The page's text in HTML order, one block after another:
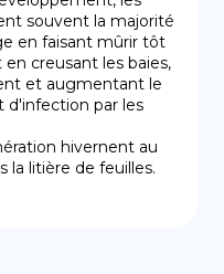
souvent la majorité
en faisant mûrir tôt
creusant les baies,
et augmentant le
d'infection par les
la litière de feuilles.